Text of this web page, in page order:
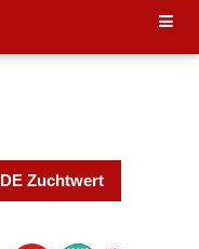
DE Zuchtwert